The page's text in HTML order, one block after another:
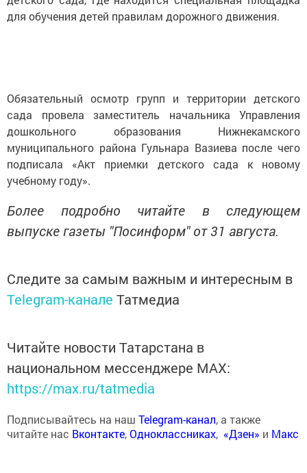
для обучения детей правилам дорожного движения.
Обязательный осмотр групп и территории детского
сада провела заместитель начальника Управления
дошкольного образования Нижнекамского
муниципального района Гульнара Вазиева после чего
подписала «Акт приемки детского сада к новому
учебному году».
Более подробно читайте в следующем
выпуске газеты "Посинформ" от 31 августа.
Следите за самым важным и интересным в
Telegram-канале Татмедиа
Читайте новости Татарстана в
национальном мессенджере MАХ:
https://max.ru/tatmedia
Подписывайтесь на наш Telegram-канал, а также
читайте нас Вконтакте,Одноклассниках, «Дзен» и Макс